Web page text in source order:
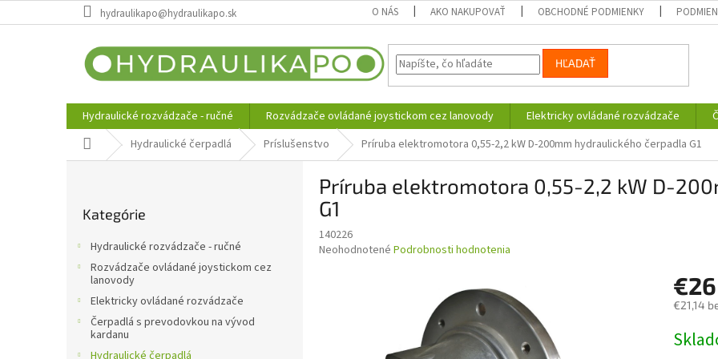
na
hydraulikapo@hydraulikapo.sk O NÁS AKO NAKUPOVAŤ OBCHODNÉ PODMIENKY
HĽADAŤ
Hydraulické rozvádzače - ručné Rozvádzače ovládané joystickom cez lanovody Elektricky ovládané rozvádzače
DomovHydraulické čerpadlá Príslušenstvo Príruba elektromotora 0,55-2,2 kW D-200mm hydraulického čerpadla G1
kategórie
Kategórie
Hydraulické rozvádzače - ručné
Rozvádzače ovládané joystickom cez
lanovody
Elektricky ovládané rozvádzače
Čerpadlá s prevodovkou na vývod
kardanu
Hydraulické čerpadlá
Príruba elektromotora 0,55-2,2 kW D-
G1
140226
Priemerné
Neohodnotené Podrobnosti hodnotenia
€26
€21,14
cena: